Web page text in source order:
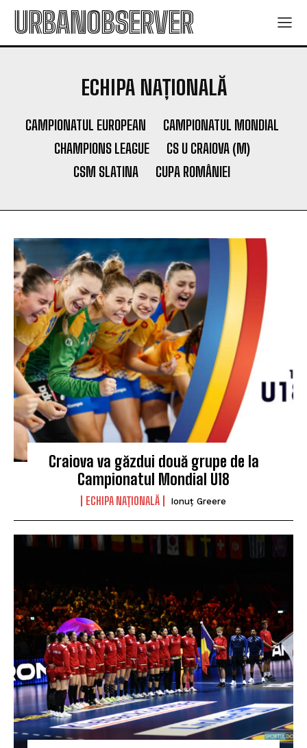
URBANOBSERVER
ECHIPA NAȚIONALĂ
CAMPIONATUL EUROPEAN
CAMPIONATUL MONDIAL
CHAMPIONS LEAGUE
CS U CRAIOVA (M)
CSM SLATINA
CUPA ROMÂNIEI
Craiova va găzdui două grupe de la
Campionatul Mondial U18
ECHIPA NAȚIONALĂ Ionuț Greere